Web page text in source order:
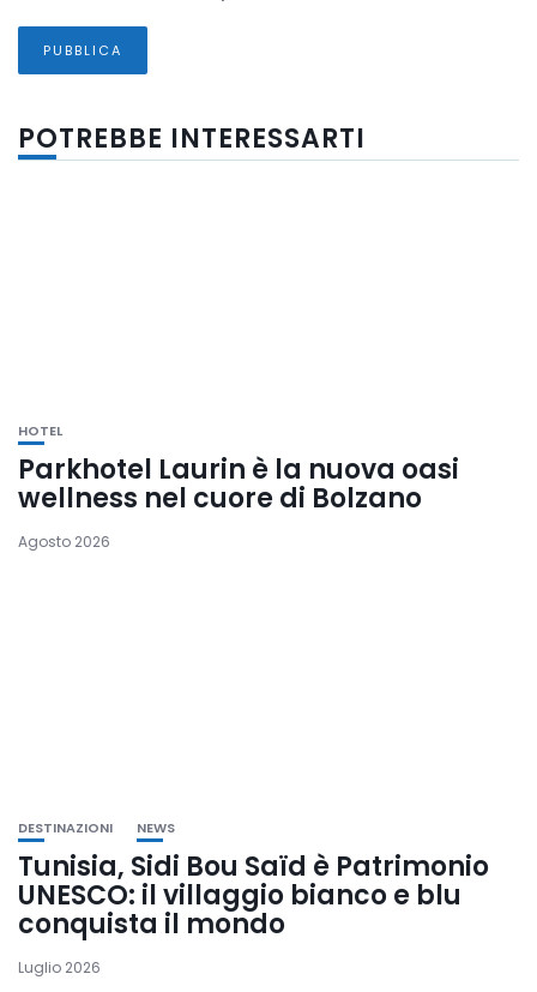
POTREBBE INTERESSARTI
HOTEL
Parkhotel Laurin è la nuova oasi
wellness nel cuore di Bolzano
Agosto 2026
DESTINAZIONI NEWS
Tunisia, Sidi Bou Saïd è Patrimonio
UNESCO: il villaggio bianco e blu
conquista il mondo
Luglio 2026